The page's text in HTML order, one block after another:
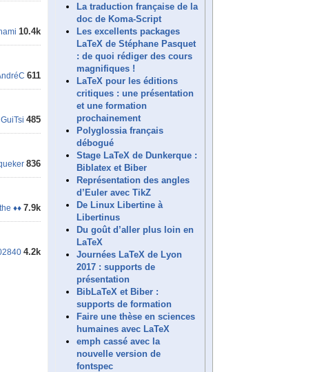
10.4k
611
GuiTsi 485
836
♦♦ 7.9k
4.2k
La traduction française de la
doc de Koma-Script
Les excellents packages
LaTeX de Stéphane Pasquet
: de quoi rédiger des cours
magnifiques !
LaTeX pour les éditions
critiques : une présentation
et une formation
prochainement
Polyglossia français
débogué
Stage LaTeX de Dunkerque :
Biblatex et Biber
Représentation des angles
d’Euler avec TikZ
De Linux Libertine à
Libertinus
Du goût d’aller plus loin en
LaTeX
Journées LaTeX de Lyon
2017 : supports de
présentation
BibLaTeX et Biber :
supports de formation
Faire une thèse en sciences
humaines avec LaTeX
emph cassé avec la
nouvelle version de
fontspec